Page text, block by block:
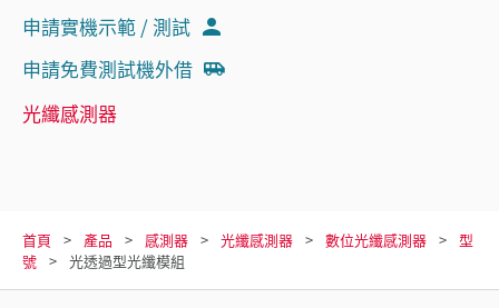
申請實機示範 / 測試
申請免費測試機外借
光纖感測器
首頁 產品 感測器 光纖感測器 數位光纖感測器
型
號
光透過型光纖模組